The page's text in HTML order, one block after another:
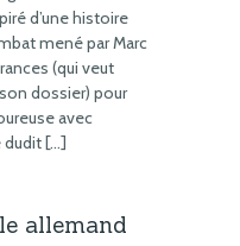
d’une histoire
mené par Marc
(qui veut
dossier) pour
avec
dudit […]
allemand